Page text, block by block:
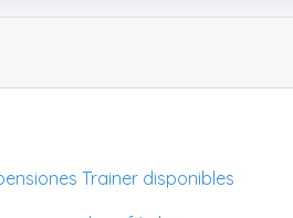
Trainer disponibles